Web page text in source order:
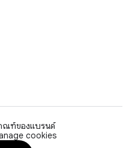
ณฑ์ของแบรนด์
cookies